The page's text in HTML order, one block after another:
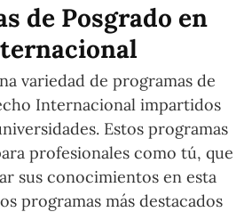
de Posgrado en
variedad de programas de
Internacional impartidos
Estos programas
profesionales como tú, que
sus conocimientos en esta
programas más destacados